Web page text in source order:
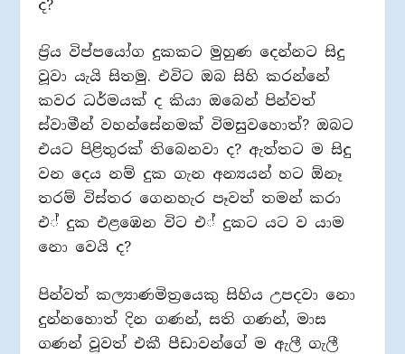
ද?
ප‍්‍රිය විප්පයෝග දුකකට මුහුණ දෙන්නට සිදු
වූවා යැයි සිතමු. එවිට ඔබ සිහි කරන්නේ
කවර ධර්මයක් ද කියා ඔබෙන් පින්වත්
ස්වාමීන් වහන්සේනමක් විමසුවහොත්? ඔබට
එයට පිළිතුරක් තිබෙනවා ද? ඇත්තට ම සිදු
වන දෙය නම් දුක ගැන අන්‍යයන් හට ඕනෑ
තරම් විස්තර ගෙනහැර පෑවත් තමන් කරා
එ් දුක එළඹෙන විට එ් දුකට යට ව යාම
නො වෙයි ද?
පින්වත් කල්‍යාණමිත‍්‍රයෙකු සිහිය උපදවා නො
දුන්නහොත් දින ගණන්, සති ගණන්, මාස
ගණන් වූවත් එකී පීඩාවන්ගේ ම ඇලී ගැලී